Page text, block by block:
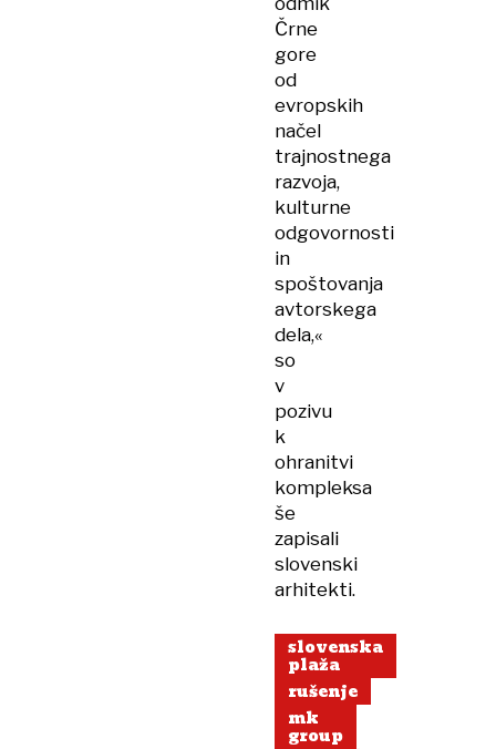
Črne
gore
od
evropskih
načel
trajnostnega
razvoja,
kulturne
odgovornosti
in
spoštovanja
avtorskega
dela,«
so
v
pozivu
k
ohranitvi
kompleksa
še
zapisali
slovenski
arhitekti.
slovenska
plaža
rušenje
mk
group